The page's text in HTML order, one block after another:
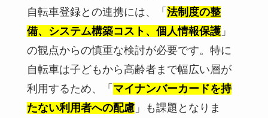
自転車登録との連携には、「 法制度の整
備、システム構築コスト、個人情報保護」
の観点からの慎重な検討が必要です。特に
自転車は子どもから高齢者まで幅広い層が
利用するため、「 マイナンバーカードを持
たない利用者への配慮」も課題となりま